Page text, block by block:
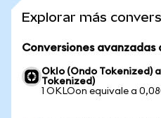
Explorar más
Conversiones avanzadas
Oklo (Ondo Tokenized)
Tokenized)
1 OKLOon equivale a